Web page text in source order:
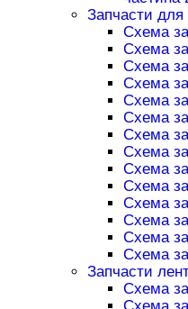
Запчасти
Схема
Схема
Схема
Схема
Схема
Схема
Схема
Схема
Схема
Схема
Схема
Схема
Схема
Схема
Запчасти
Схема